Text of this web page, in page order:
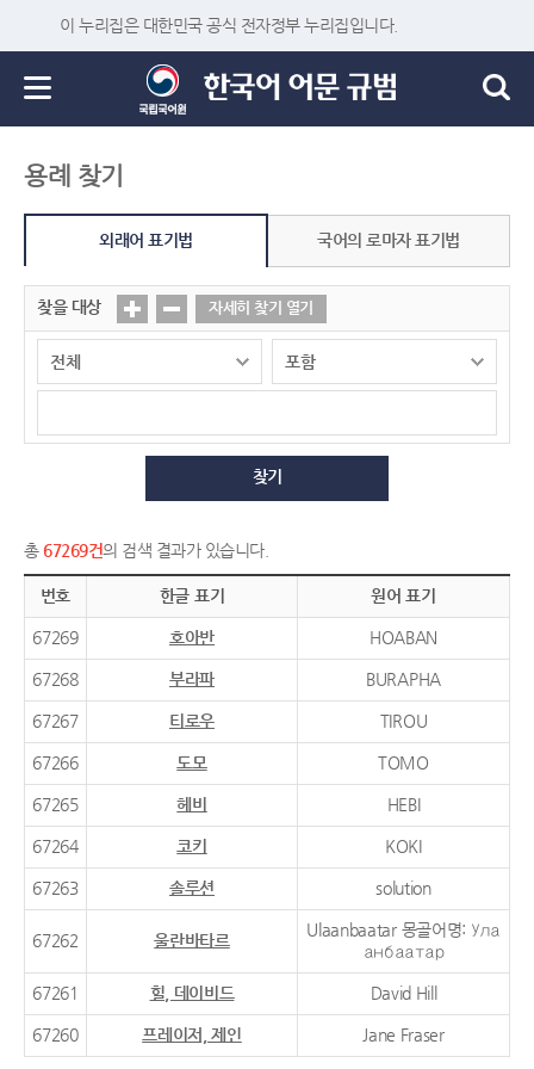
이 누리집은 대한민국 공식 전자정부 누리집입니다.
용례 찾기
외래어 표기법 국어의 로마자 표기법
찾을 대상 자세히 찾기 열기
찾기
총 67269건의 검색 결과가 있습니다.
번호 한글 표기 원어 표기
67269 호아반 HOABAN
67268 부라파 BURAPHA
67267 티로우 TIROU
67266 도모 TOMO
67265 헤비 HEBI
67264 코키 KOKI
67263 솔루션 solution
67262 울란바타르
Ulaanbaatar 몽골어명: Ула
анбаатар
67261 힐, 데이비드 David Hill
67260 프레이저, 제인 Jane Fraser